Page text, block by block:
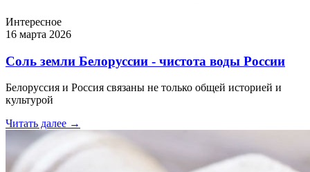
Интересное
16 марта 2026
Соль земли Белоруссии - чистота воды России
Белоруссия и Россия связаны не только общей историей и
культурой
Читать далее →